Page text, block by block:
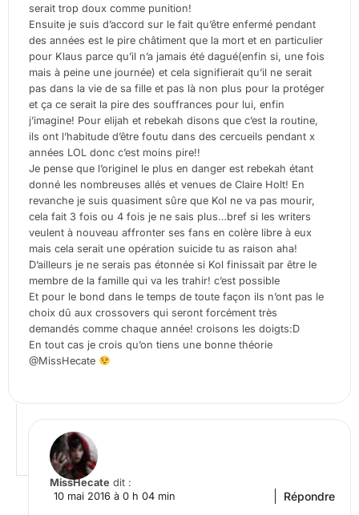
serait trop doux comme punition!
Ensuite je suis d’accord sur le fait qu’être enfermé pendant
des années est le pire châtiment que la mort et en particulier
pour Klaus parce qu’il n’a jamais été dagué(enfin si, une fois
mais à peine une journée) et cela signifierait qu’il ne serait
pas dans la vie de sa fille et pas là non plus pour la protéger
et ça ce serait la pire des souffrances pour lui, enfin
j’imagine! Pour elijah et rebekah disons que c’est la routine,
ils ont l’habitude d’être foutu dans des cercueils pendant x
années LOL donc c’est moins pire!!
Je pense que l’originel le plus en danger est rebekah étant
donné les nombreuses allés et venues de Claire Holt! En
revanche je suis quasiment sûre que Kol ne va pas mourir,
cela fait 3 fois ou 4 fois je ne sais plus…bref si les writers
veulent à nouveau affronter ses fans en colère libre à eux
mais cela serait une opération suicide tu as raison aha!
D’ailleurs je ne serais pas étonnée si Kol finissait par être le
membre de la famille qui va les trahir! c’est possible
Et pour le bond dans le temps de toute façon ils n’ont pas le
choix dû aux crossovers qui seront forcément très
demandés comme chaque année! croisons les doigts:D
En tout cas je crois qu’on tiens une bonne théorie
@MissHecate
MissHecate dit :
10 mai 2016 à 0 h 04 min
Répondre